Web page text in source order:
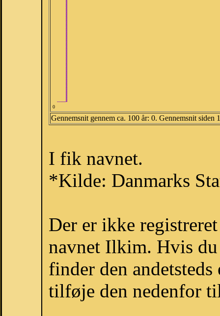
0
Gennemsnit gennem ca. 100 år: 0. Gennemsnit siden
I fik navnet.
*Kilde: Danmarks
Der er ikke
navnet Ilkim. Hvis
finder den
tilføje den nedenfor